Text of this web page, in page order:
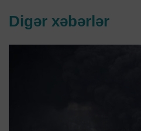
Digər xəbərlər